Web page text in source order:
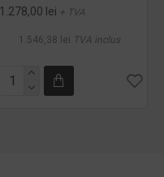
1.278,00 lei + TVA
1.546,38 lei TVA inclus